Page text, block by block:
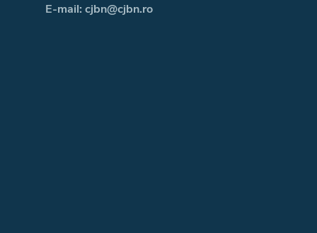
E-mail: cjbn@cjbn.ro